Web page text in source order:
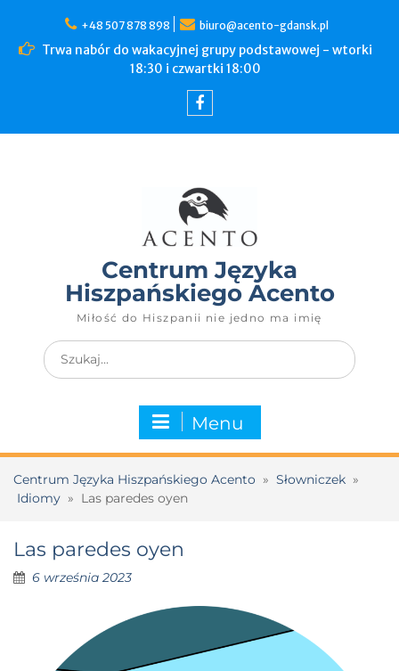
+48 507 878 898 biuro@acento-gdansk.pl
Trwa nabór do wakacyjnej grupy podstawowej - wtorki
18:30 i czwartki 18:00
Centrum Języka
Hiszpańskiego Acento
Miłość do Hiszpanii nie jedno ma imię
Menu
Centrum Języka Hiszpańskiego Acento » Słowniczek »
Idiomy » Las paredes oyen
Las paredes oyen
6 września 2023